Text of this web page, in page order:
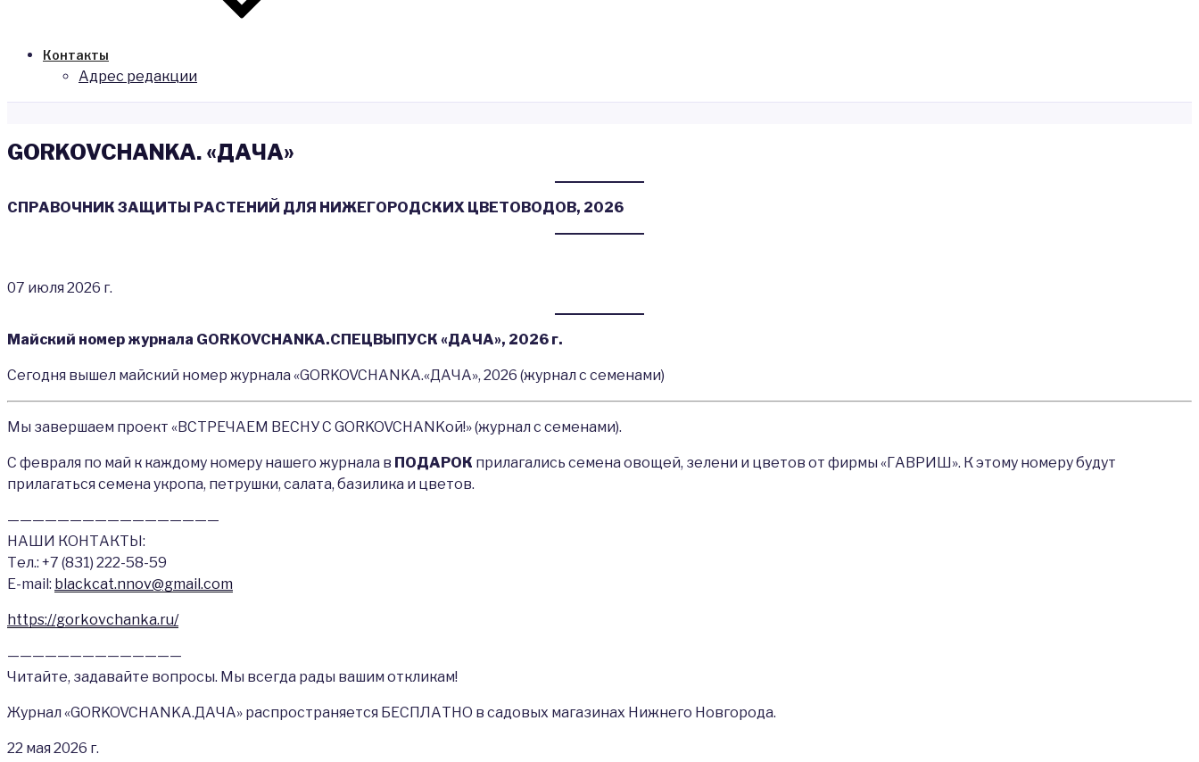
Контакты
Адрес редакции
GORKOVCHANKA. «ДАЧА»
СПРАВОЧНИК ЗАЩИТЫ РАСТЕНИЙ ДЛЯ НИЖЕГОРОДСКИХ ЦВЕТОВОДОВ, 2026
07 июля 2026 г.
Майский номер журнала GORKOVCHANKA.СПЕЦВЫПУСК «ДАЧА», 2026 г.
Сегодня вышел майский номер журнала «GORKOVCHANKA.«ДАЧА», 2026 (журнал с семенами)
Мы завершаем проект «ВСТРЕЧАЕМ ВЕСНУ С GORKOVCHANKой!» (журнал с семенами).
С февраля по май к каждому номеру нашего журнала в ПОДАРОК прилагались семена овощей, зелени и цветов от фирмы «ГАВРИШ». К этому номеру будут
прилагаться семена укропа, петрушки, салата, базилика и цветов.
—————————————————
НАШИ КОНТАКТЫ:
Тел.: +7 (831) 222-58-59
Е-mail: blackcat.nnov@gmail.com
https://gorkovchanka.ru/
——————————————
Читайте, задавайте вопросы. Мы всегда рады вашим откликам!
Журнал «GORKOVCHANKA.ДАЧА» распространяется БЕСПЛАТНО в садовых магазинах Нижнего Новгорода.
22 мая 2026 г.